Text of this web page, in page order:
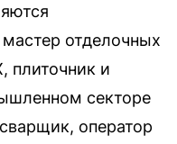
отделочных
плиточник и
секторе
оператор